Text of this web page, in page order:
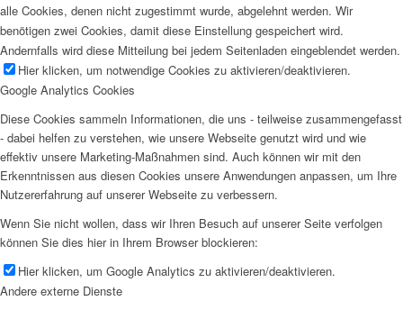
alle Cookies, denen nicht zugestimmt wurde, abgelehnt werden. Wir
benötigen zwei Cookies, damit diese Einstellung gespeichert wird.
Andernfalls wird diese Mitteilung bei jedem Seitenladen eingeblendet werden.
Hier klicken, um notwendige Cookies zu aktivieren/deaktivieren.
Google Analytics Cookies
Diese Cookies sammeln Informationen, die uns - teilweise zusammengefasst
- dabei helfen zu verstehen, wie unsere Webseite genutzt wird und wie
effektiv unsere Marketing-Maßnahmen sind. Auch können wir mit den
Erkenntnissen aus diesen Cookies unsere Anwendungen anpassen, um Ihre
Nutzererfahrung auf unserer Webseite zu verbessern.
Wenn Sie nicht wollen, dass wir Ihren Besuch auf unserer Seite verfolgen
können Sie dies hier in Ihrem Browser blockieren:
Hier klicken, um Google Analytics zu aktivieren/deaktivieren.
Andere externe Dienste